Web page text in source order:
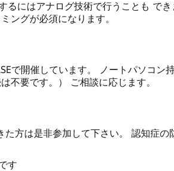
にはアナログ技術で行うことも で
ングが必須になります。
で開催しています。 ノートパソコン
不要です。） ご相談に応じます。
方は是非参加して下さい。 認知症の
す